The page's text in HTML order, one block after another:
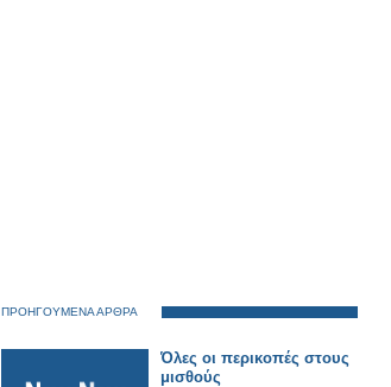
ΠΡΟΗΓΟΥΜΕΝΑ ΑΡΘΡΑ
Όλες οι περικοπές στους
μισθούς